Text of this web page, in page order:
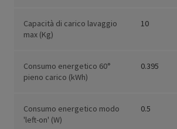
Capacità di carico lavaggio
max (Kg)
10
Consumo energetico 60°
pieno carico (kWh)
0.395
Consumo energetico modo
'left-on' (W)
0.5